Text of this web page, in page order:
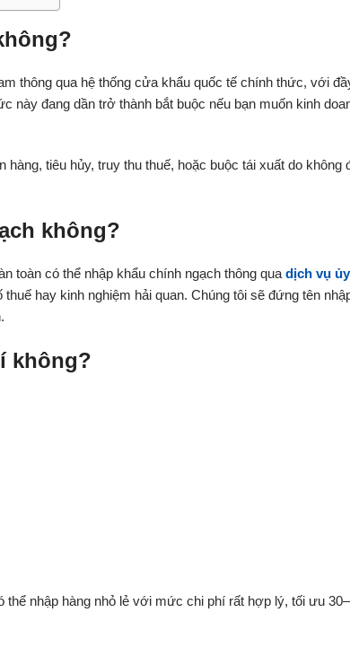
thông qua hệ thống cửa khẩu quốc tế chính thức, với
này đang dần trở thành bắt buộc nếu bạn muốn kinh
tiêu hủy, truy thu thuế, hoặc buộc tái xuất do không
không?
toàn có thể nhập khẩu chính ngạch thông qua dịch vụ ủy
hay kinh nghiệm hải quan. Chúng tôi sẽ đứng tên
không?
thể nhập hàng nhỏ lẻ với mức chi phí rất hợp lý, tối ưu 30–